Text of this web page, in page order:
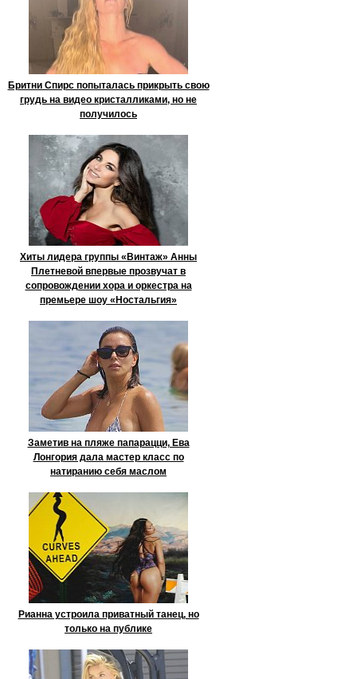
Бритни Спирс попыталась прикрыть свою
грудь на видео кристалликами, но не
получилось
Хиты лидера группы «Винтаж» Анны
Плетневой впервые прозвучат в
сопровождении хора и оркестра на
премьере шоу «Ностальгия»
Заметив на пляже папарацци, Ева
Лонгория дала мастер класс по
натиранию себя маслом
Рианна устроила приватный танец, но
только на публике